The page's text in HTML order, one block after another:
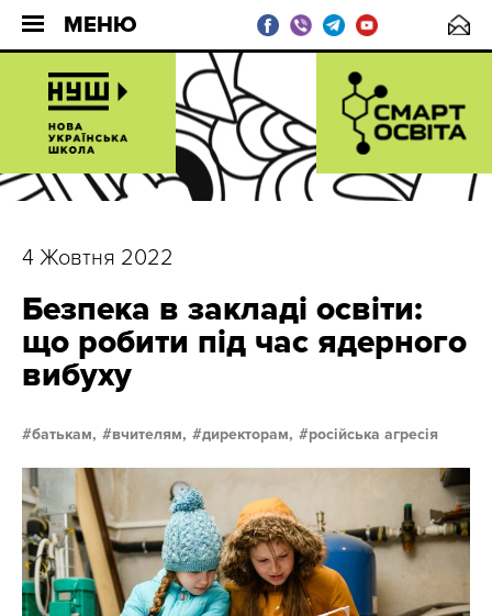
МЕНЮ
4 Жовтня 2022
Безпека в закладі освіти:
що робити під час ядерного
вибуху
батькам, вчителям, директорам, російська агресія